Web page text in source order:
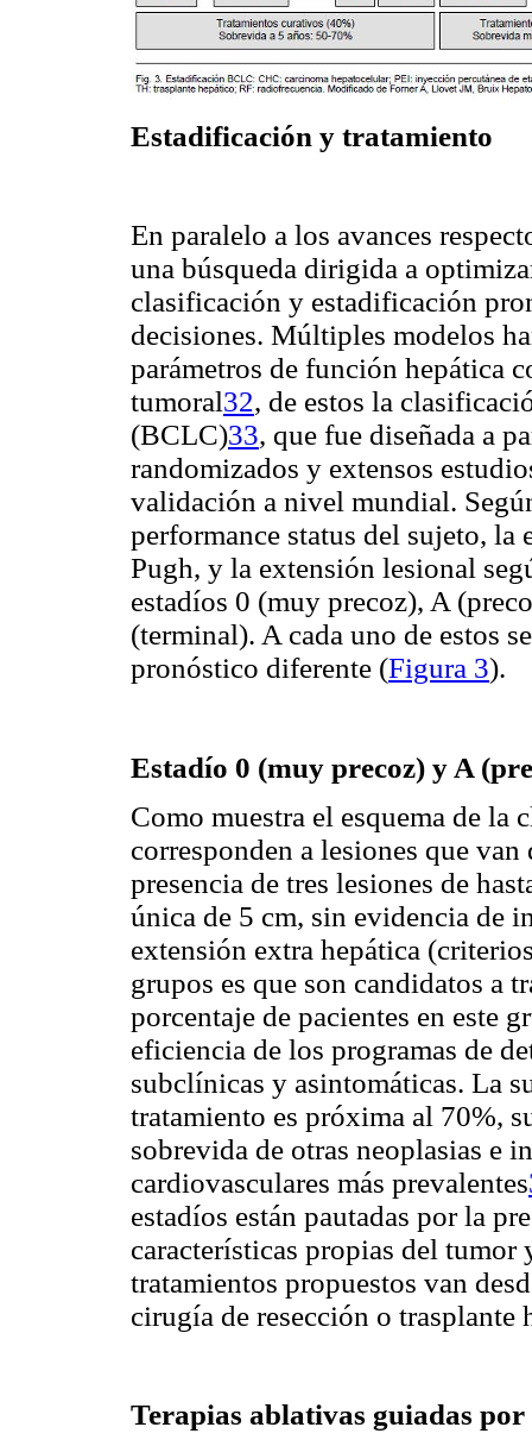
Estadificación y tratamiento
En paralelo a los avances
una búsqueda dirigida a
clasificación y estadificación
decisiones. Múltiples modelos
parámetros de función hepática
tumoral32, de estos la
(BCLC)33, que fue diseñada a
randomizados y extensos
validación a nivel mundial.
performance status del sujeto,
Pugh, y la extensión lesional
estadíos 0 (muy precoz), A
(terminal). A cada uno de estos
pronóstico diferente (Figura 3).
Estadío 0 (muy precoz) y A
Como muestra el esquema de la
corresponden a lesiones que
presencia de tres lesiones de
única de 5 cm, sin evidencia de
extensión extra hepática
grupos es que son candidatos a
porcentaje de pacientes en este
eficiencia de los programas de
subclínicas y asintomáticas. La
tratamiento es próxima al 70%,
sobrevida de otras neoplasias e
cardiovasculares más prevalentes
estadíos están pautadas por la
características propias del tumor
tratamientos propuestos van
cirugía de resección o trasplante
Terapias ablativas guiadas por